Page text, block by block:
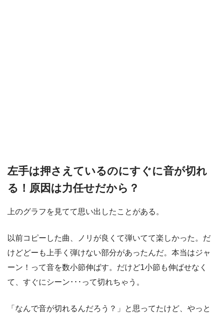
左手は押さえているのにすぐに音が切れ
る！原因は力任せだから？
上のグラフを見てて思い出したことがある。
以前コピーした曲、ノリが良くて弾いてて楽しかった。だ
けどどーも上手く弾けない部分があったんだ。本当はジャ
ーン！って音を数小節伸ばす。だけど1小節も伸ばせなく
て、すぐにシーン･･･って切れちゃう。
「なんで音が切れるんだろう？」と思ってたけど、やっと